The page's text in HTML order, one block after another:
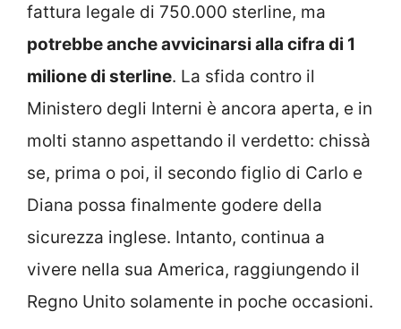
fattura legale di 750.000 sterline, ma
potrebbe anche avvicinarsi alla cifra di 1
milione di sterline. La sfida contro il
Ministero degli Interni è ancora aperta, e in
molti stanno aspettando il verdetto: chissà
se, prima o poi, il secondo figlio di Carlo e
Diana possa finalmente godere della
sicurezza inglese. Intanto, continua a
vivere nella sua America, raggiungendo il
Regno Unito solamente in poche occasioni.